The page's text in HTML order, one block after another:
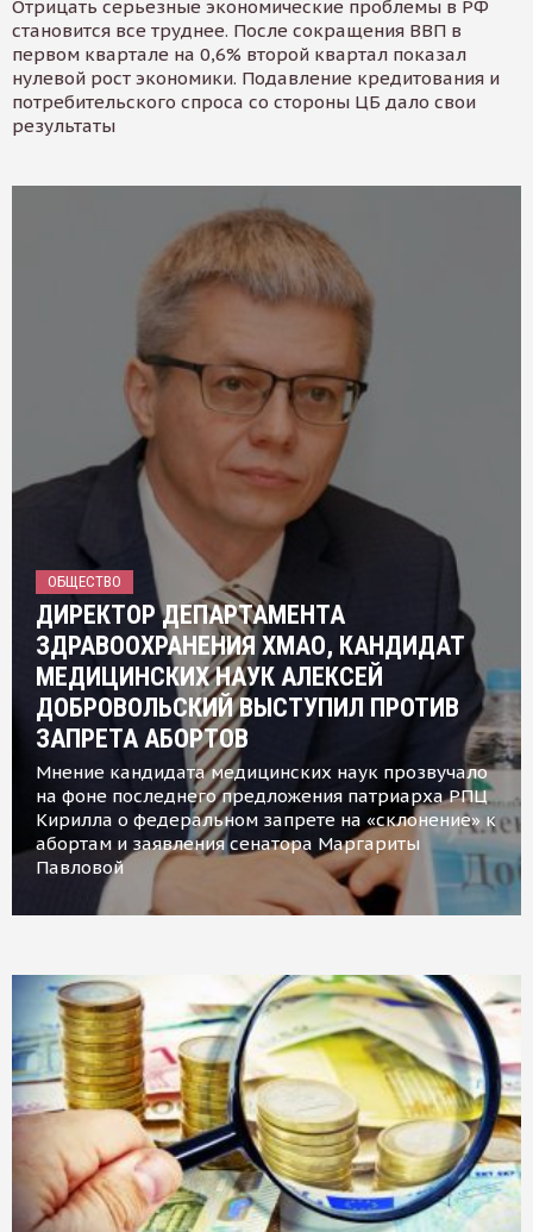
Отрицать серьезные экономические проблемы в РФ
становится все труднее. После сокращения ВВП в
первом квартале на 0,6% второй квартал показал
нулевой рост экономики. Подавление кредитования и
потребительского спроса со стороны ЦБ дало свои
результаты
ОБЩЕСТВО
ДИРЕКТОР ДЕПАРТАМЕНТА
ЗДРАВООХРАНЕНИЯ ХМАО, КАНДИДАТ
МЕДИЦИНСКИХ НАУК АЛЕКСЕЙ
ДОБРОВОЛЬСКИЙ ВЫСТУПИЛ ПРОТИВ
ЗАПРЕТА АБОРТОВ
Мнение кандидата медицинских наук прозвучало
на фоне последнего предложения патриарха РПЦ
Кирилла о федеральном запрете на «склонение» к
абортам и заявления сенатора Маргариты
Павловой